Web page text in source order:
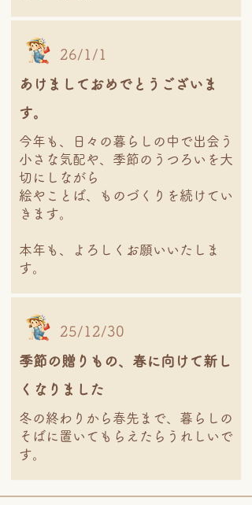
26/1/1
あけましておめでとうございま
す。
今年も、日々の暮らしの中で出会う
小さな気配や、季節のうつろいを大
切にしながら
絵やことば、ものづくりを続けてい
きます。
本年も、よろしくお願いいたしま
す。
25/12/30
季節の贈りもの、春に向けて新し
くなりました
冬の終わりから春先まで、暮らしの
そばに置いてもらえたらうれしいで
す。